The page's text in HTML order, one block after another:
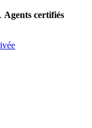
Agents certifiés